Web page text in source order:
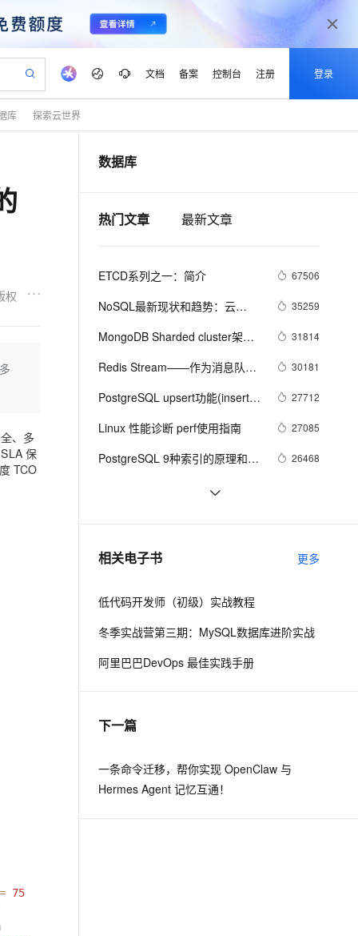
文档 备案 控制台 注册 登录
库 探索云世界
权
、多
保
TCO
= 75
数据库
热门文章 最新文章
ETCD系列之一：简介 67506
NoSQL最新现状和趋势：云
35259
MongoDB Sharded cluster架构
31814
Redis Stream——作为消息队列
30181
PostgreSQL upsert功能(insert
27712
Linux 性能诊断 perf使用指南 27085
PostgreSQL 9种索引的原理和应
26468
HBase全网最佳学习资料汇总
HBase的备份以及恢复方案
相关电子书 更多
低代码开发师（初级）实战教程
冬季实战营第三期：MySQL数据库进阶实战
阿里巴巴DevOps 最佳实践手册
下一篇
一条命令迁移，帮你实现 OpenClaw 与
Hermes Agent 记忆互通！
的大模型服务与应用开发平台
1.1-T2V
1.1-I2V
Qwen3-TTS-Flash
Cosyvoice-V3-Flash
Fun-ASR
能体编程平台 一站式AI生产力平台
伶鹊
多模态内容创作工具，已接入 DeepSeek
提取 与 AI 智能体进行实时音视频通话
可伸缩的云计算服务
入的云上超级电脑
国内短信简单易用，安全可靠，秒级触达，全球覆盖200+国家和地区。
PolarDB
容器应用的 K8s 服务
产品动态
秒悟 Meoo CLI 支持一键部
Flink OSS 支持
型发布
云安全中心 AI BAS 智能自动
化模拟渗透攻击产品发布
可编辑精美 PPT 文稿
轻松生成专业的 PPT
以可视化方式快速构建移动和 PC 门户网站
HappyHorse 打造一站式影视创作平台
漫剧工坊：一站式动画创作平台
高效部署网站，快速应用到小程序
启高性价比 AI 编程新体验
生成，高效打造优质广告素材
激活高效办公新体验
AI 活动
飞天发布时刻
AI 实训营
创新加速
上云场景组合购
云聚AI 严选权益
精选AI产品，从模型到应用全链提效
AI 用量加速计划
一站式生成采购清单，支持单品或批量购买
益加速 OPC 成功
专业服务
备案
上云迁移
代维服务
安全
VPN
SSL 证书
堡垒机
AI 应用及服务市场
计划
划
Alibaba Cloud ISV 合作
服务伙伴合作计划
合作伙伴培训与认证
查询合作伙伴
登录合作伙伴管理后台
开发者社区
电子书
我要反馈
我要建议
我要投诉
大会
加入我们
校园招聘